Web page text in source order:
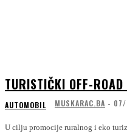
TURISTIČKI OFF-
AUTOMOBIL MUSKARAC.BA -
U cilju promocije ruralnog i eko